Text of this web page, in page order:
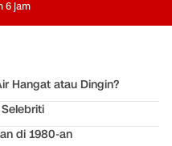
6 jam
Hangat atau Dingin?
di 1980-an